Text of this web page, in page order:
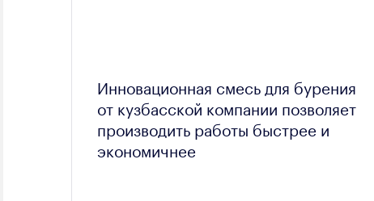
Инновационная смесь для бурения
от кузбасской компании позволяет
производить работы быстрее и
экономичнее